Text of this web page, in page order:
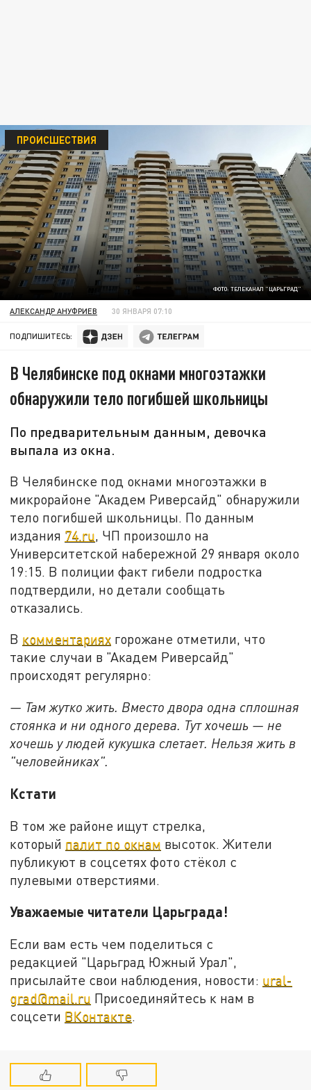
ФОТО: ТЕЛЕКАНАЛ "ЦАРЬГРАД"
ПРОИСШЕСТВИЯ
АЛЕКСАНДР АНУФРИЕВ 30 ЯНВАРЯ 07:10
ПОДПИШИТЕСЬ:
В Челябинске под окнами многоэтажки
обнаружили тело погибшей школьницы
По предварительным данным, девочка
выпала из окна.
В Челябинске под окнами многоэтажки в
микрорайоне "Академ Риверсайд" обнаружили
тело погибшей школьницы. По данным
издания 74.ru, ЧП произошло на
Университетской набережной 29 января около
19:15. В полиции факт гибели подростка
подтвердили, но детали сообщать
отказались.
В комментариях горожане отметили, что
такие случаи в "Академ Риверсайд"
происходят регулярно:
— Там жутко жить. Вместо двора одна сплошная
стоянка и ни одного дерева. Тут хочешь — не
хочешь у людей кукушка слетает. Нельзя жить в
"человейниках".
Кстати
В том же районе ищут стрелка,
который палит по окнам высоток. Жители
публикуют в соцсетях фото стёкол с
пулевыми отверстиями.
Уважаемые читатели Царьграда!
Если вам есть чем поделиться с
редакцией "Царьград Южный Урал",
присылайте свои наблюдения, новости: ural-
grad@mail.ru Присоединяйтесь к нам в
соцсети ВКонтакте.